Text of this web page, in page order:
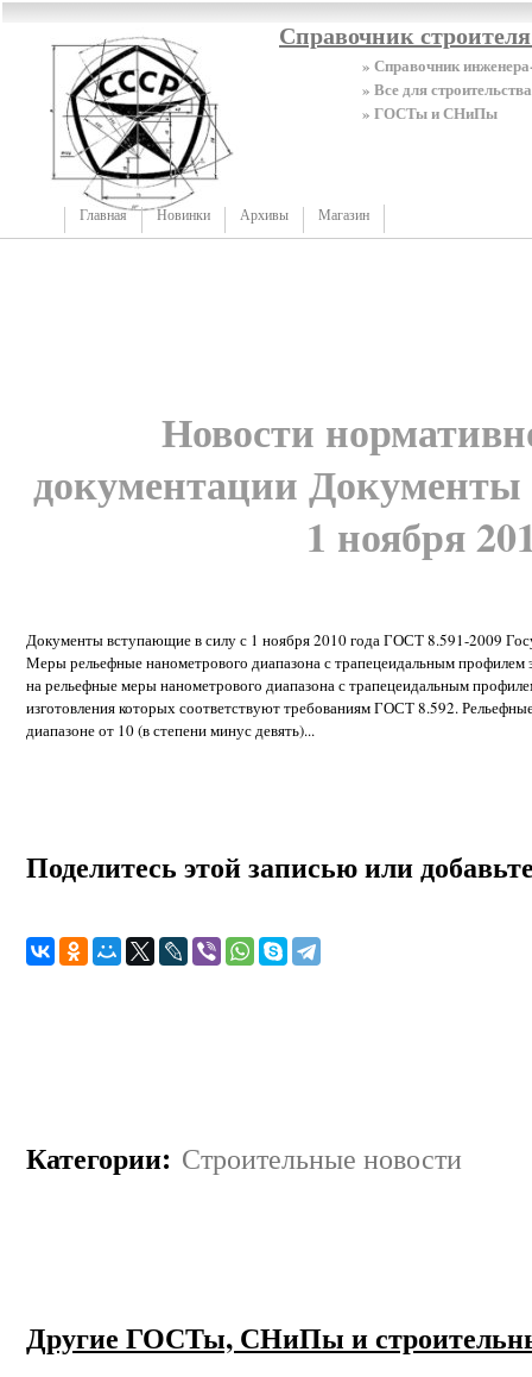
Справочник
» Справочник
» Все для строительства
» ГОСТы и СНиПы
Главная Новинки Архивы Магазин
Новости
документации
1 ноября
Документы вступающие в силу с 1 ноября 2010 года ГОСТ 8.591-2009
Меры рельефные нанометрового диапазона с трапецеидальным профилем
на рельефные меры нанометрового диапазона с трапецеидальным
изготовления которых соответствуют требованиям ГОСТ 8.592.
диапазоне от 10 (в степени минус девять)...
Поделитесь этой записью или
Категории: Строительные новости
Другие ГОСТы, СНиПы и